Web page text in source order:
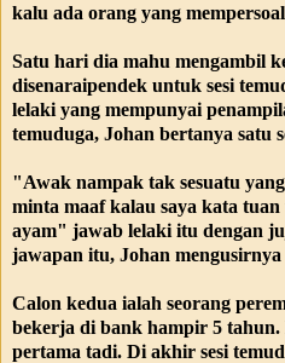
kalu ada orang yang
Satu hari dia mahu mengambil
disenaraipendek untuk sesi
lelaki yang mempunyai
temuduga, Johan bertanya satu
"Awak nampak tak sesuatu
minta maaf kalau saya kata
ayam" jawab lelaki itu dengan
jawapan itu, Johan
Calon kedua ialah seorang
bekerja di bank hampir 5
pertama tadi. Di akhir sesi